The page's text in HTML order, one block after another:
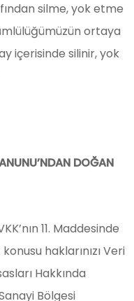
silme, yok etme
ortaya
içerisinde silinir, yok
DOĞAN
11. Maddesinde
haklarınızı Veri
Hakkında
Bölgesi